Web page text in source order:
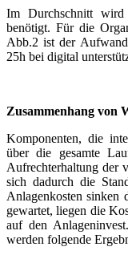
Im Durchschnitt
benötigt. Für die
Abb.2 ist der
25h bei digital
Zusammenhang von
Komponenten, die
über die gesamte
Aufrechterhaltung der
sich dadurch die
Anlagenkosten sinken
gewartet, liegen die
auf den
werden folgende